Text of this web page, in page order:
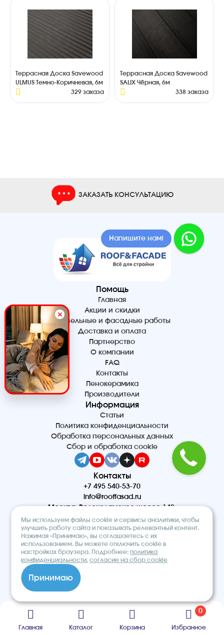
Террасная Доска Savewood
ULMUS Темно-Коричневая, 6м
329 заказа
Террасная Доска Savewood
SALIX Чёрная, 6м
338 заказа
ЗАКАЗАТЬ КОНСУЛЬТАЦИЮ
Помощь
Главная
Акции и скидки
Кровельные и фасадные работы
Доставка и оплата
Партнерство
О компании
FAQ
Контакты
Пенокерамика
Производители
Информация
Статьи
Политика конфиденциальности
Обработка персональных данных
Сбор и обработка cookie
Контакты
+7 495 540-53-70
info@rooffasad.ru
Москва, Волоколамское шоссе 142,
офис 606, 6 этаж
Реквизиты
ООО “ПТК “Титан”
ОГРН 1227700212475
ИНН 9710097508
© 2026. Строительный интернет-
магазин «ROOF&FACADE»
Главная Каталог Корзина
0
Избранное
Мы используем файлы cookie и сервисы аналитики, чтобы
улучшить работу сайта и показывать релевантный контент.
Нажимая «Принимаю», вы соглашаетесь с их
использованием. Вы можете отключить cookie в
настройках браузера. Подробнее:политика
конфиденциальности,согласие на сбор cookie
Принимаю
Напишите нам!